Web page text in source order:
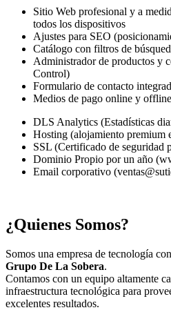
Sitio Web profesional y a
todos los dispositivos
Ajustes para SEO
Catálogo con filtros de
Administrador de productos y
Control)
Formulario de contacto
Medios de pago online y offline
DLS Analytics (Estadísticas
Hosting (alojamiento premium
SSL (Certificado de seguridad
Dominio Propio por un año
Email corporativo
¿Quienes Somos?
Somos una empresa de tecnología con
Grupo De La Sobera.
Contamos con un equipo altamente
infraestructura tecnológica para
excelentes resultados.